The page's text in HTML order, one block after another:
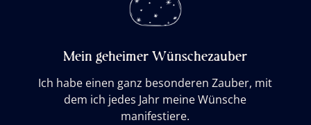
Mein geheimer Wünschezauber
Ich habe einen ganz besonderen Zauber, mit
dem ich jedes Jahr meine Wünsche
manifestiere.